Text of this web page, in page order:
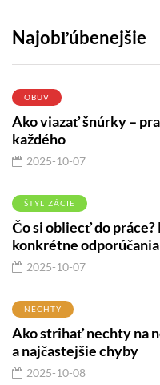
Najobľúbenejšie
OBUV
Ako viazať šnúrky –
každého
2025-10-07
ŠTYLIZÁCIE
Čo si obliecť do
konkrétne odporúčania
2025-10-07
NECHTY
Ako strihať nechty na
a najčastejšie chyby
2025-10-08